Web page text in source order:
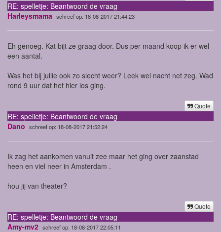
RE: spelletje: Beantwoord de vraag
Harleysmama schreef op: 18-08-2017 21:44:23
Eh genoeg. Kat bijt ze graag door. Dus per maand koop ik er wel
een aantal.
Was het bij jullie ook zo slecht weer? Leek wel nacht net zeg. Wad
rond 9 uur dat het hier los ging.
Quote
RE: spelletje: Beantwoord de vraag
Dano schreef op: 18-08-2017 21:52:24
Ik zag het aankomen vanuit zee maar het ging over zaanstad
heen en viel neer in Amsterdam .
hou jij van theater?
Quote
RE: spelletje: Beantwoord de vraag
Amy-mv2 schreef op: 18-08-2017 22:05:11